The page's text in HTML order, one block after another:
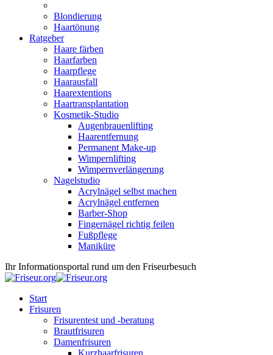
Blondierung
Haartönung
Ratgeber
Haare färben
Haarfarben
Haarpflege
Haarausfall
Haarextentions
Haartransplantation
Kosmetik-Studio
Augenbrauenlifting
Haarentfernung
Permanent Make-up
Wimpernlifting
Wimpernverlängerung
Nagelstudio
Acrylnägel selbst machen
Acrylnägel entfernen
Barber-Shop
Fingernägel richtig feilen
Fußpflege
Maniküre
Ihr Informationsportal rund um den Friseurbesuch
Start
Frisuren
Frisurentest und -beratung
Brautfrisuren
Damenfrisuren
Kurzhaarfrisuren